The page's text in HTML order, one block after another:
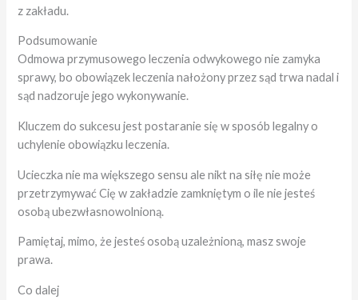
z zakładu.
Podsumowanie
Odmowa przymusowego leczenia odwykowego nie zamyka
sprawy, bo obowiązek leczenia nałożony przez sąd trwa nadal i
sąd nadzoruje jego wykonywanie.
Kluczem do sukcesu jest postaranie się w sposób legalny o
uchylenie obowiązku leczenia.
Ucieczka nie ma większego sensu ale nikt na siłę nie może
przetrzymywać Cię w zakładzie zamkniętym o ile nie jesteś
osobą ubezwłasnowolnioną.
Pamiętaj, mimo, że jesteś osobą uzależnioną, masz swoje
prawa.
Co dalej